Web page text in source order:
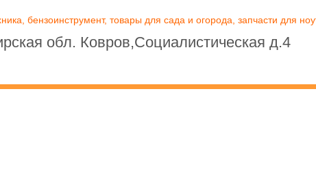
бензоинструмент, товары для сада и огорода, запчасти для
обл. Ковров,Социалистическая д.4